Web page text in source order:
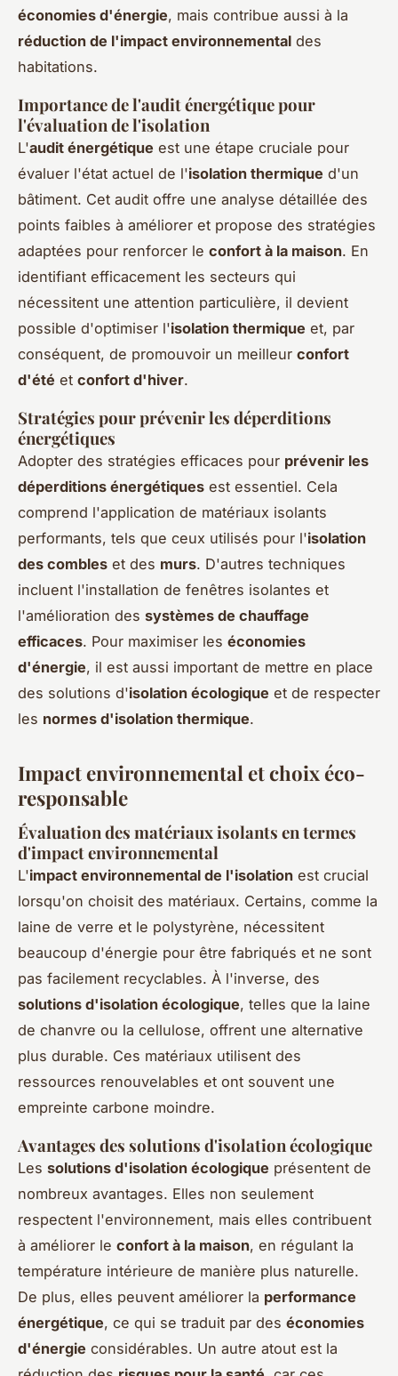
économies d'énergie, mais contribue aussi à la
réduction de l'impact environnemental des
habitations.
Importance de l'audit énergétique pour
l'évaluation de l'isolation
L'audit énergétique est une étape cruciale pour
évaluer l'état actuel de l'isolation thermique d'un
bâtiment. Cet audit offre une analyse détaillée des
points faibles à améliorer et propose des stratégies
adaptées pour renforcer le confort à la maison. En
identifiant efficacement les secteurs qui
nécessitent une attention particulière, il devient
possible d'optimiser l'isolation thermique et, par
conséquent, de promouvoir un meilleur confort
d'été et confort d'hiver.
Stratégies pour prévenir les déperditions
énergétiques
Adopter des stratégies efficaces pour prévenir les
déperditions énergétiques est essentiel. Cela
comprend l'application de matériaux isolants
performants, tels que ceux utilisés pour l'isolation
des combles et des murs. D'autres techniques
incluent l'installation de fenêtres isolantes et
l'amélioration des systèmes de chauffage
efficaces. Pour maximiser les économies
d'énergie, il est aussi important de mettre en place
des solutions d'isolation écologique et de respecter
les normes d'isolation thermique.
Impact environnemental et choix éco-
responsable
Évaluation des matériaux isolants en termes
d'impact environnemental
L'impact environnemental de l'isolation est crucial
lorsqu'on choisit des matériaux. Certains, comme la
laine de verre et le polystyrène, nécessitent
beaucoup d'énergie pour être fabriqués et ne sont
pas facilement recyclables. À l'inverse, des
solutions d'isolation écologique, telles que la laine
de chanvre ou la cellulose, offrent une alternative
plus durable. Ces matériaux utilisent des
ressources renouvelables et ont souvent une
empreinte carbone moindre.
Avantages des solutions d'isolation écologique
Les solutions d'isolation écologique présentent de
nombreux avantages. Elles non seulement
respectent l'environnement, mais elles contribuent
à améliorer le confort à la maison, en régulant la
température intérieure de manière plus naturelle.
De plus, elles peuvent améliorer la performance
énergétique, ce qui se traduit par des économies
d'énergie considérables. Un autre atout est la